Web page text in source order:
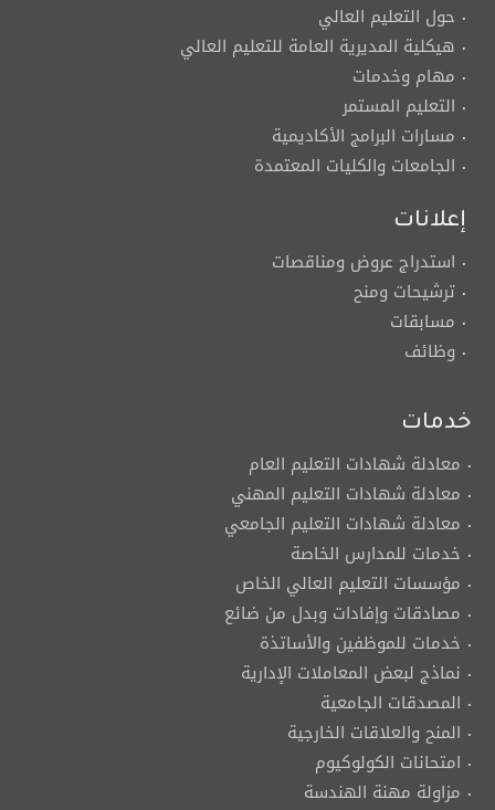
حول التعليم العالي
هيكلية المديرية العامة للتعليم العالي
مهام وخدمات
التعليم المستمر
مسارات البرامج الأكاديمية
الجامعات والكليات المعتمدة
إعلانات
استدراج عروض ومناقصات
ترشيحات ومنح
مسابقات
وظائف
خدمات
معادلة شهادات التعليم العام
معادلة شهادات التعليم المهني
معادلة شهادات التعليم الجامعي
خدمات للمدارس الخاصة
مؤسسات التعليم العالي الخاص
مصادقات وإفادات وبدل من ضائع
خدمات للموظفين والأساتذة
نماذج لبعض المعاملات الإدارية
المصدقات الجامعية
المنح والعلاقات الخارجية
امتحانات الكولوكيوم
مزاولة مهنة الهندسة